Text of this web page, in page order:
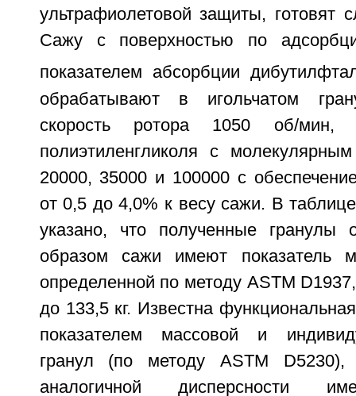
ультрафиолетовой защиты, готовят
Сажу с поверхностью по
показателем абсорбции
обрабатывают в игольчатом
скорость ротора 1050 об/мин,
полиэтиленгликоля с
20000, 35000 и 100000 с
от 0,5 до 4,0% к весу сажи. В
указано, что полученные гранулы
образом сажи имеют показатель
определенной по методу ASTM
до 133,5 кг. Известна
показателем массовой и
гранул (по методу ASTM
аналогичной дисперсности